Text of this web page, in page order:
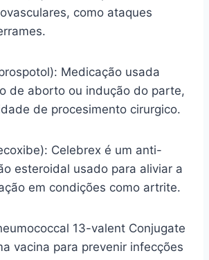
como ataques
Medicação usada
de aborto ou indução do parte,
de procesimento cirurgico.
Celebrex é um anti-
esteroidal usado para aliviar a
em condições como artrite.
13-valent Conjugate
vacina para prevenir infecções